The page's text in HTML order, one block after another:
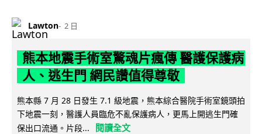
Lawton 2 日
熊本地震手術室驚魂片瘋傳 醫護保護病
人、逃生門 網民讚值得尊敬
熊本縣 7 月 28 日發生 7.1 級地震，熊本綜合醫院手術室鏡頭拍
下地震一刻，醫護人員臨危不亂保護病人，更馬上開逃生門確
保出口流通。片段...
閱讀全文